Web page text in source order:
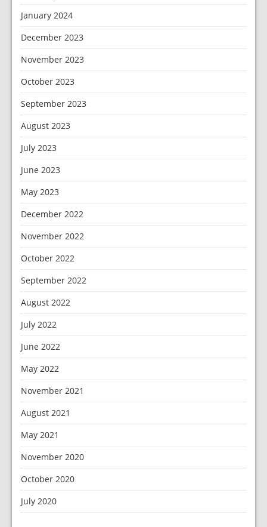
January 2024
December 2023
November 2023
October 2023
September 2023
August 2023
July 2023
June 2023
May 2023
December 2022
November 2022
October 2022
September 2022
August 2022
July 2022
June 2022
May 2022
November 2021
August 2021
May 2021
November 2020
October 2020
July 2020